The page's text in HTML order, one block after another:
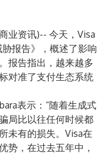
业资讯)-- 今天，Visa
报告》，概述了影响
报告指出，越来越多
对准了支付生态系统
表示：“随着生成式
局比以往任何时候都
未有的损失。Visa在
势，在过去五年中，